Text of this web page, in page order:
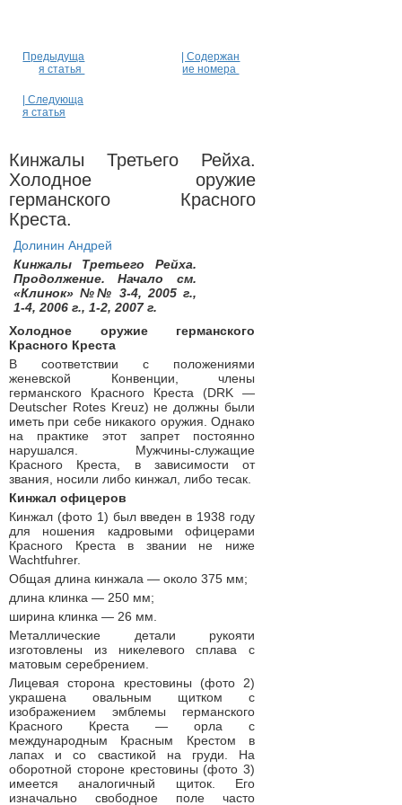
Предыдуща
я статья
| Содержан
ие номера
| Следующа
я статья
Кинжалы Третьего Рейха.
Холодное оружие
германского Красного
Креста.
Долинин Андрей
Кинжалы Третьего Рейха.
Продолжение. Начало см.
«Клинок» №№ 3-4, 2005 г.,
1-4, 2006 г., 1-2, 2007 г.
Холодное оружие германского
Красного Креста
В соответствии с положениями
женевской Конвенции, члены
германского Красного Креста (DRK —
Deutscher Rotes Kreuz) не должны были
иметь при себе никакого оружия. Однако
на практике этот запрет постоянно
нарушался. Мужчины-служащие
Красного Креста, в зависимости от
звания, носили либо кинжал, либо тесак.
Кинжал офицеров
Кинжал (фото 1) был введен в 1938 году
для ношения кадровыми офицерами
Красного Креста в звании не ниже
Wachtfuhrer.
Общая длина кинжала — около 375 мм;
длина клинка — 250 мм;
ширина клинка — 26 мм.
Металлические детали рукояти
изготовлены из никелевого сплава с
матовым серебрением.
Лицевая сторона крестовины (фото 2)
украшена овальным щитком с
изображением эмблемы германского
Красного Креста — орла с
международным Красным Крестом в
лапах и со свастикой на груди. На
оборотной стороне крестовины (фото 3)
имеется аналогичный щиток. Его
изначально свободное поле часто